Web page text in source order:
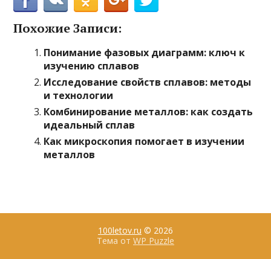
Похожие Записи:
Понимание фазовых диаграмм: ключ к
изучению сплавов
Исследование свойств сплавов: методы
и технологии
Комбинирование металлов: как создать
идеальный сплав
Как микроскопия помогает в изучении
металлов
100letov.ru © 2026
Тема от WP Puzzle